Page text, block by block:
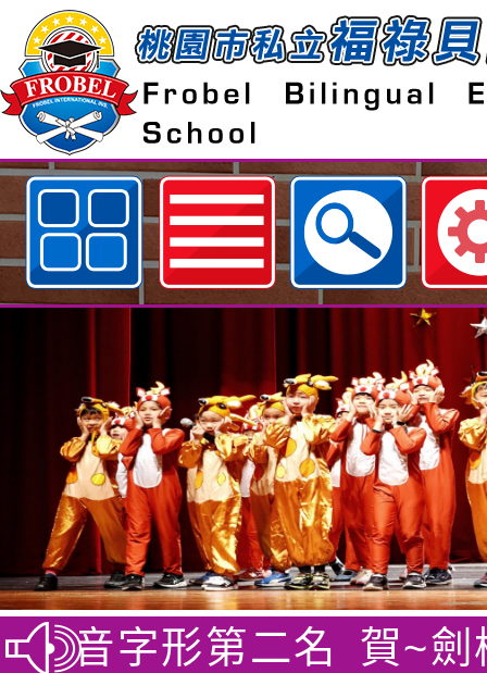
歡迎參觀：相簿分類：專題報告網
名 賀~劍橋英檢YLE兒